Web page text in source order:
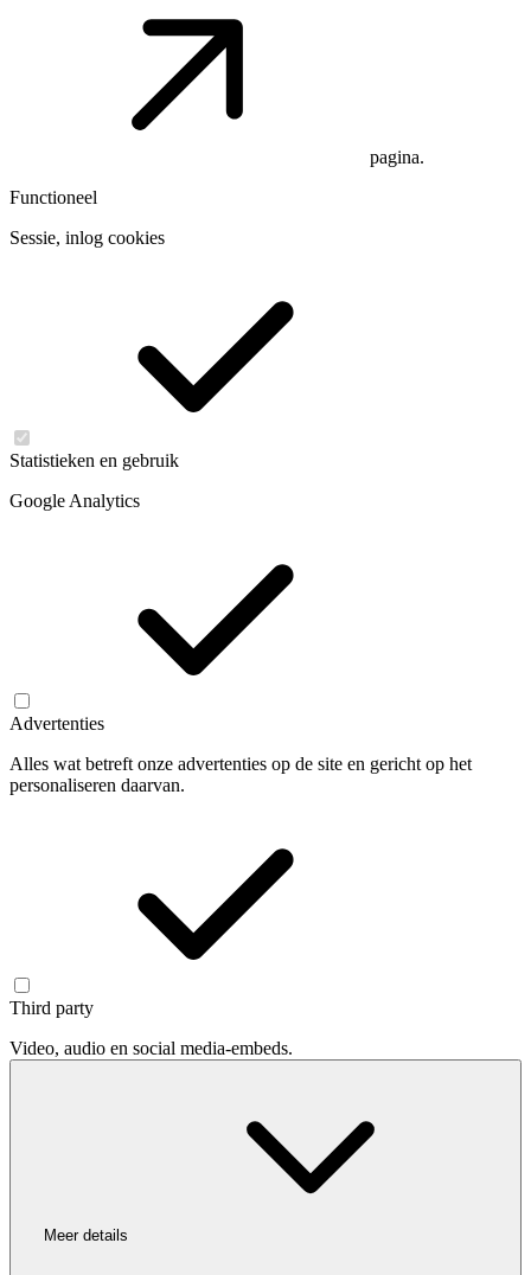
pagina.
Functioneel
Sessie, inlog cookies
Statistieken en gebruik
Google Analytics
Advertenties
Alles wat betreft onze advertenties op de site en gericht op het
personaliseren daarvan.
Third party
Video, audio en social media-embeds.
Meer details